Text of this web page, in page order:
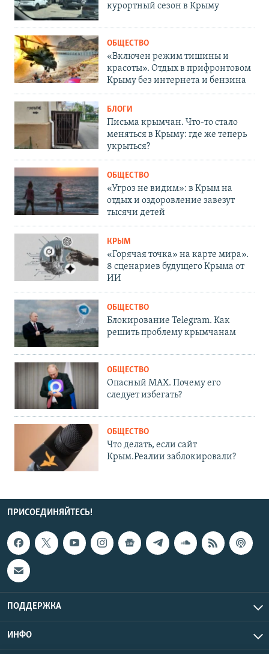
курортный сезон в Крыму
ОБЩЕСТВО
«Включен режим тишины и
красоты». Отдых в прифронтовом
Крыму без интернета и бензина
БЛОГИ
Письма крымчан. Что-то стало
меняться в Крыму: где же теперь
укрыться?
ОБЩЕСТВО
«Угроз не видим»: в Крым на
отдых и оздоровление завезут
тысячи детей
КРЫМ
«Горячая точка» на карте мира».
8 сценариев будущего Крыма от
ИИ
ОБЩЕСТВО
Блокирование Telegram. Как
решить проблему крымчанам
ОБЩЕСТВО
Опасный MAX. Почему его
следует избегать?
ОБЩЕСТВО
Что делать, если сайт
Крым.Реалии заблокировали?
ПРИСОЕДИНЯЙТЕСЬ!
ПОДДЕРЖКА
ИНФО